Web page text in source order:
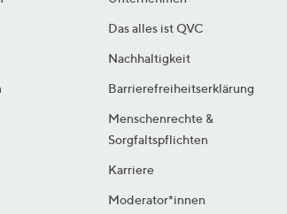
Das alles ist QVC
Nachhaltigkeit
Barrierefreiheitserklärung
Menschenrechte &
Sorgfaltspflichten
Karriere
Moderator*innen